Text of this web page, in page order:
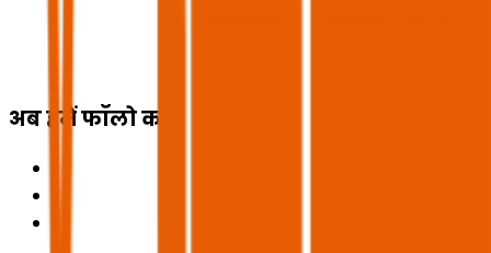
अब हमें फॉलो करें